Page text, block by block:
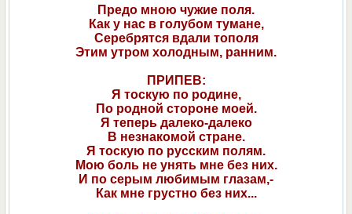
Предо мною чужие поля.
Как у нас в голубом тумане,
Серебрятся вдали тополя
Этим утром холодным, ранним.
ПРИПЕВ:
Я тоскую по родине,
По родной стороне моей.
Я теперь далеко-далеко
В незнакомой стране.
Я тоскую по русским полям.
Мою боль не унять мне без них.
И по серым любимым глазам,-
Как мне грустно без них...